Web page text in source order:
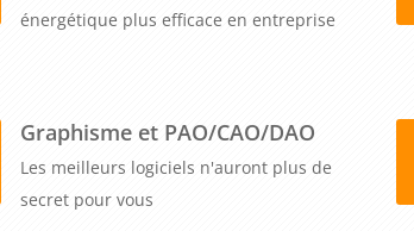
énergétique plus efficace en entreprise
Graphisme et PAO/CAO/DAO
Les meilleurs logiciels n'auront plus de
secret pour vous